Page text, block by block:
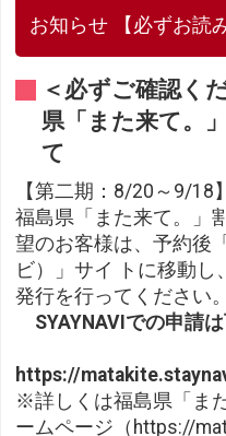
お知らせ 【必ずお読
＜必ずご確認く
県「また来て。
て
【第二期：8/20～9/18】
福島県「また来て。」
望のお客様は、予約後
ビ）」サイ トに移動し
発行を行ってください。
SYAYNAVIでの申請
https://
※詳しくは福島県「ま
ームページ（https://